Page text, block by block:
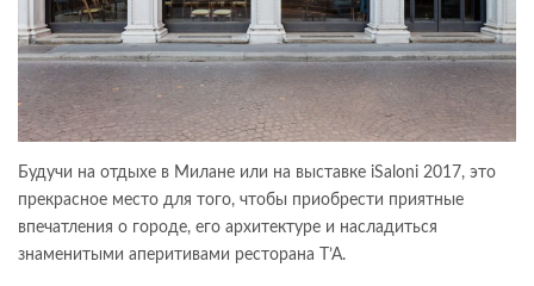
Будучи на отдыхе в Милане или на выставке iSaloni 2017, это
прекрасное место для того, чтобы приобрести приятные
впечатления о городе, его архитектуре и насладиться
знаменитыми аперитивами ресторана T’A.